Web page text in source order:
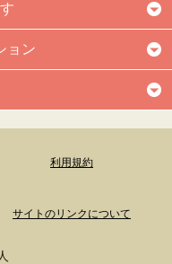
ョン
利用規約
サイトのリンクについて